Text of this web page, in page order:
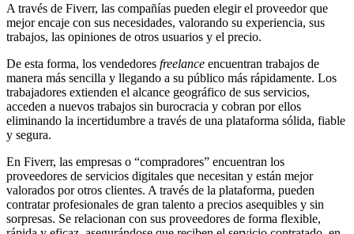
A través de Fiverr, las compañías pueden elegir el proveedor que
mejor encaje con sus necesidades, valorando su experiencia, sus
trabajos, las opiniones de otros usuarios y el precio.
De esta forma, los vendedores freelance encuentran trabajos de
manera más sencilla y llegando a su público más rápidamente. Los
trabajadores extienden el alcance geográfico de sus servicios,
acceden a nuevos trabajos sin burocracia y cobran por ellos
eliminando la incertidumbre a través de una plataforma sólida, fiable
y segura.
En Fiverr, las empresas o “compradores” encuentran los
proveedores de servicios digitales que necesitan y están mejor
valorados por otros clientes. A través de la plataforma, pueden
contratar profesionales de gran talento a precios asequibles y sin
sorpresas. Se relacionan con sus proveedores de forma flexible,